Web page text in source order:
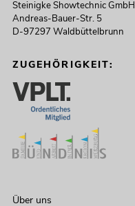
Steinigke Showtechnic GmbH
Andreas-Bauer-Str. 5
D-97297 Waldbüttelbrunn
ZUGEHÖRIGKEIT:
Über uns